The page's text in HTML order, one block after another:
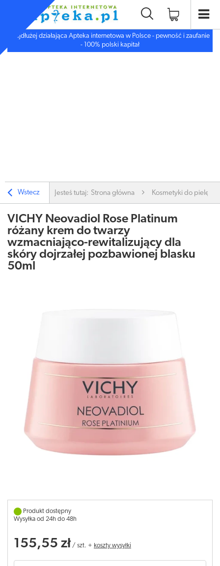
Najdłużej działająca Apteka internetowa w Polsce - pewność i zaufanie
- 100% polski kapitał
Wstecz Jesteś tutaj: Strona główna Kosmetyki do
VICHY Neovadiol Rose Platinum
różany krem do twarzy
wzmacniająco-rewitalizujący dla
skóry dojrzałej pozbawionej blasku
50ml
Produkt dostępny
Wysyłka od 24h do 48h
155,55 zł / szt. + koszty wysyłki